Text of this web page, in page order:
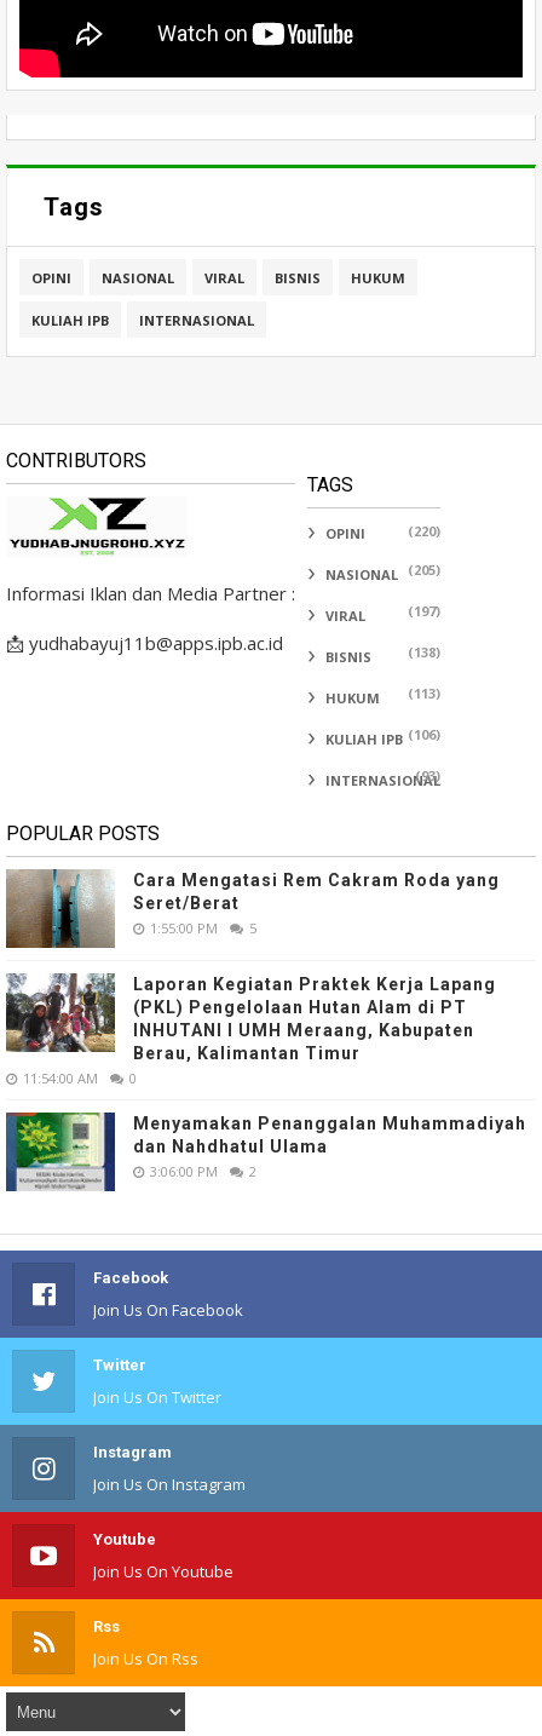
Tags
OPINI NASIONAL VIRAL BISNIS HUKUM
KULIAH IPB INTERNASIONAL
CONTRIBUTORS
Informasi Iklan dan Media Partner :
📩 yudhabayuj11b@apps.ipb.ac.id
TAGS
OPINI (220)
NASIONAL (205)
VIRAL (197)
BISNIS (138)
HUKUM (113)
KULIAH IPB (106)
INTERNASIONAL
(93)
POPULAR POSTS
Cara Mengatasi Rem Cakram Roda yang
Seret/Berat
1:55:00 PM 5
Laporan Kegiatan Praktek Kerja Lapang
(PKL) Pengelolaan Hutan Alam di PT
INHUTANI I UMH Meraang, Kabupaten
Berau, Kalimantan Timur
11:54:00 AM 0
Menyamakan Penanggalan Muhammadiyah
dan Nahdhatul Ulama
3:06:00 PM 2
Facebook
Join Us On Facebook
Twitter
Join Us On Twitter
Instagram
Join Us On Instagram
Youtube
Join Us On Youtube
Rss
Join Us On Rss